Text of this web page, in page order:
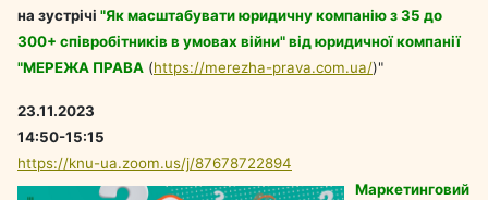
на зустрічі "Як масштабувати юридичну компанію з 35 до
300+ співробітників в умовах війни" від юридичної компанії
"МЕРЕЖА ПРАВА (https://merezha-prava.com.ua/)"
23.11.2023
14:50-15:15
https://knu-ua.zoom.us/j/87678722894
Маркетинговий